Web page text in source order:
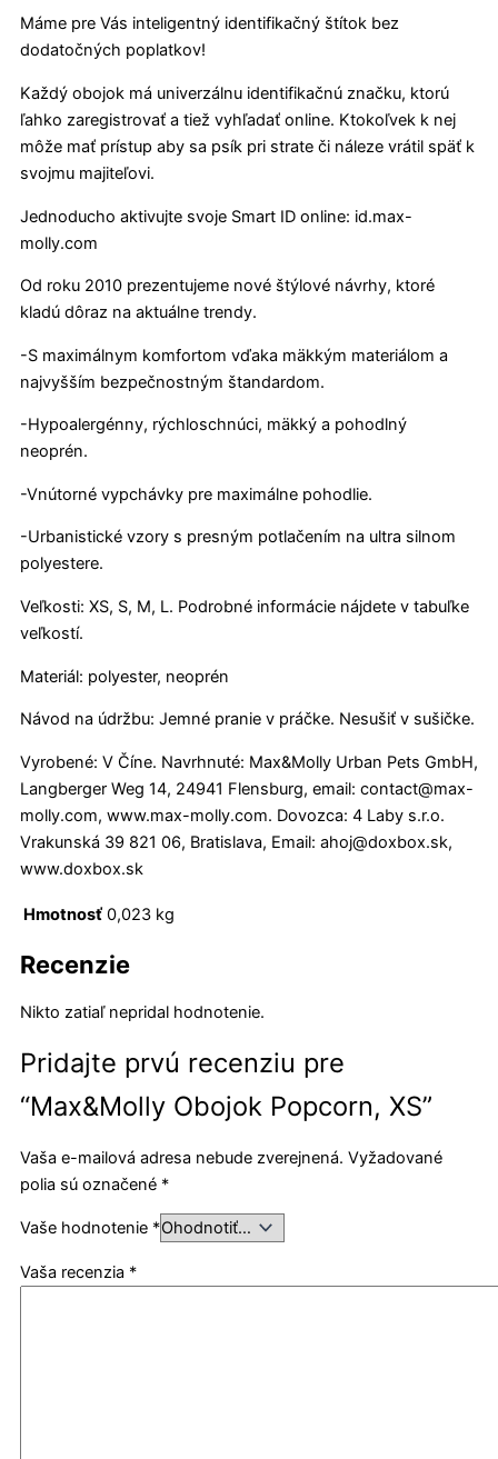
Máme pre Vás inteligentný identifikačný štítok bez
dodatočných poplatkov!
Každý obojok má univerzálnu identifikačnú značku, ktorú
ľahko zaregistrovať a tiež vyhľadať online. Ktokoľvek k nej
môže mať prístup aby sa psík pri strate či náleze vrátil späť k
svojmu majiteľovi.
Jednoducho aktivujte svoje Smart ID online: id.max-
molly.com
Od roku 2010 prezentujeme nové štýlové návrhy, ktoré
kladú dôraz na aktuálne trendy.
-S maximálnym komfortom vďaka mäkkým materiálom a
najvyšším bezpečnostným štandardom.
-Hypoalergénny, rýchloschnúci, mäkký a pohodlný
neoprén.
-Vnútorné vypchávky pre maximálne pohodlie.
-Urbanistické vzory s presným potlačením na ultra silnom
polyestere.
Veľkosti: XS, S, M, L. Podrobné informácie nájdete v tabuľke
veľkostí.
Materiál: polyester, neoprén
Návod na údržbu: Jemné pranie v práčke. Nesušiť v sušičke.
Vyrobené: V Číne. Navrhnuté: Max&Molly Urban Pets GmbH,
Langberger Weg 14, 24941 Flensburg, email: contact@max-
molly.com, www.max-molly.com. Dovozca: 4 Laby s.r.o.
Vrakunská 39 821 06, Bratislava, Email: ahoj@doxbox.sk,
www.doxbox.sk
Hmotnosť 0,023 kg
Recenzie
Nikto zatiaľ nepridal hodnotenie.
Pridajte prvú recenziu pre
“Max&Molly Obojok Popcorn, XS”
Vaša e-mailová adresa nebude zverejnená. Vyžadované
polia sú označené *
Vaše hodnotenie *
Vaša recenzia *